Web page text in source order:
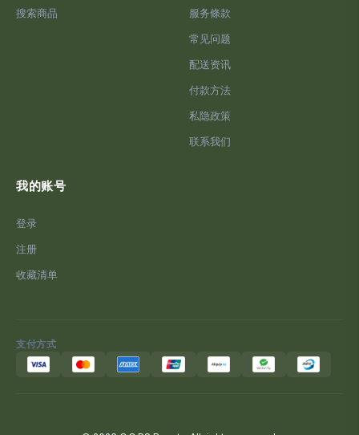
搜索商品
服务條款
常见问题
配送资讯
付款方法
私隐政策
联系我们
我的账号
登录
注册
收藏清单
支付方式